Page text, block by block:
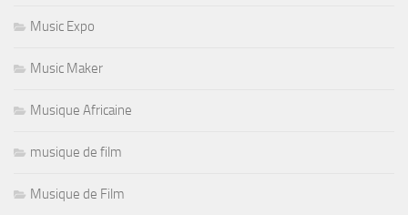
Music Expo
Music Maker
Musique Africaine
musique de film
Musique de Film